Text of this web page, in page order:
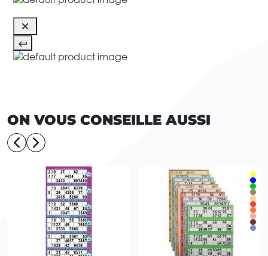
ON VOUS CONSEILLE AUSSI